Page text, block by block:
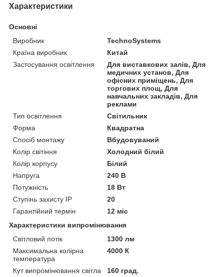
Характеристики
Основні
Виробник
TechnoSystems
Країна виробник
Китай
Застосування освітлення
Для виставкових залів, Для
медичних установ, Для
офісних приміщень, Для
торгових площ, Для
навчальних закладів, Для
реклами
Тип освітлення
Світильник
Форма
Квадратна
Спосіб монтажу
Вбудовуваний
Колір світіння
Холодний білий
Колір корпусу
Білий
Напруга
240 В
Потужність
18 Вт
Ступінь захисту IP
20
Гарантійний термін
12 міс
Характеристики випромінювання
Світловий потік
1300 лм
Максимальна колірна
температура
4000 К
Кут випромінювання світла
160 град.